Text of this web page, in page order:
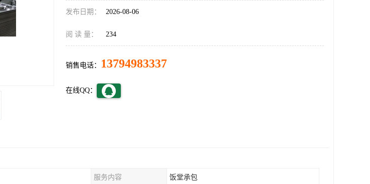
发布日期： 2026-08-06
阅 读 量： 234
销售电话： 13794983337
在线QQ：
服务内容 饭堂承包